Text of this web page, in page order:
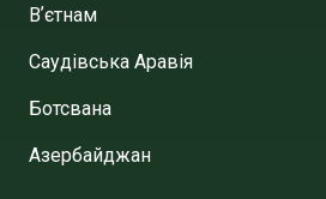
Вʼєтнам
Саудівська Аравія
Ботсвана
Азербайджан